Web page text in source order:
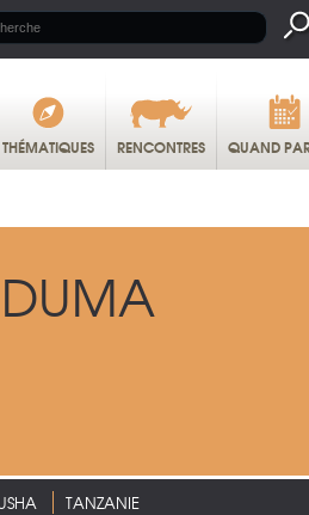
THÉMATIQUES RENCONTRES QUAND
TANZANIE